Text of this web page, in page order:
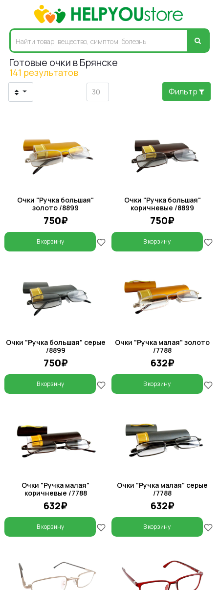
Готовые очки в Брянске
141 результатов
Фильтр
Очки "Ручка большая"
золото /8899
750₽
В корзину
Очки "Ручка большая"
коричневые /8899
750₽
В корзину
Очки "Ручка большая" серые
/8899
750₽
В корзину
Очки "Ручка малая" золото
/7788
632₽
В корзину
Очки "Ручка малая"
коричневые /7788
632₽
В корзину
Очки "Ручка малая" серые
/7788
632₽
В корзину